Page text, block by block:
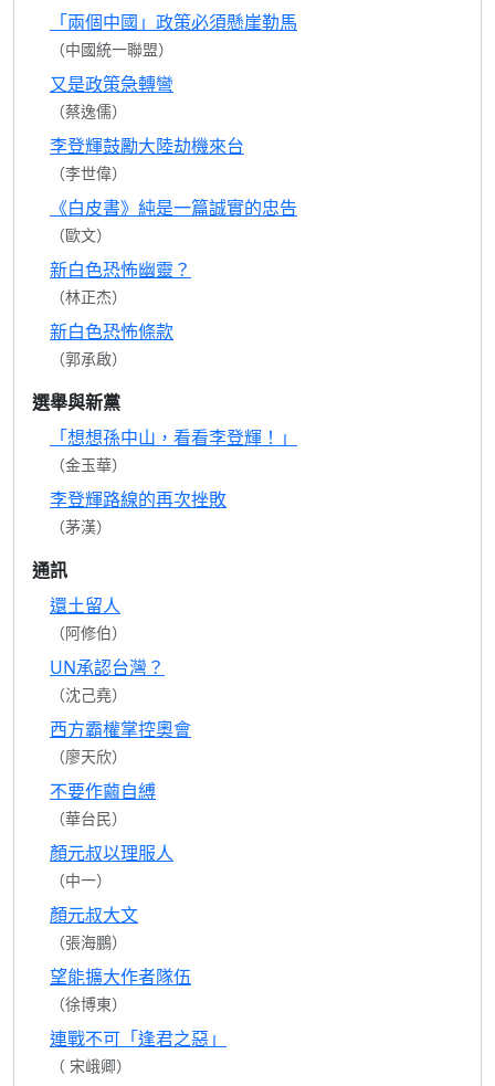
「兩個中國」政策必須懸崖勒馬
（中國統一聯盟）
又是政策急轉彎
（蔡逸儒）
李登輝鼓勵大陸劫機來台
（李世偉）
《白皮書》純是一篇誠實的忠告
（歐文）
新白色恐怖幽靈？
（林正杰）
新白色恐怖條款
（郭承啟）
選舉與新黨
「想想孫中山，看看李登輝！」
（金玉華）
李登輝路線的再次挫敗
（茅漢）
通訊
還土留人
（阿修伯）
UN承認台灣？
（沈己堯）
西方霸權掌控奧會
（廖天欣）
不要作繭自縛
（華台民）
顏元叔以理服人
（中一）
顏元叔大文
（張海鵬）
望能擴大作者隊伍
（徐博東）
連戰不可「逢君之惡」
（ 宋峨卿）